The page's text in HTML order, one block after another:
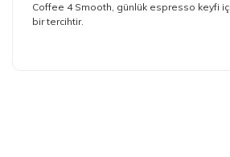
Coffee 4 Smooth, günlük espresso keyfi
bir tercihtir.